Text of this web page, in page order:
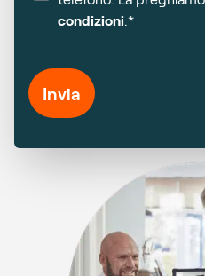
condizioni.*
Invia